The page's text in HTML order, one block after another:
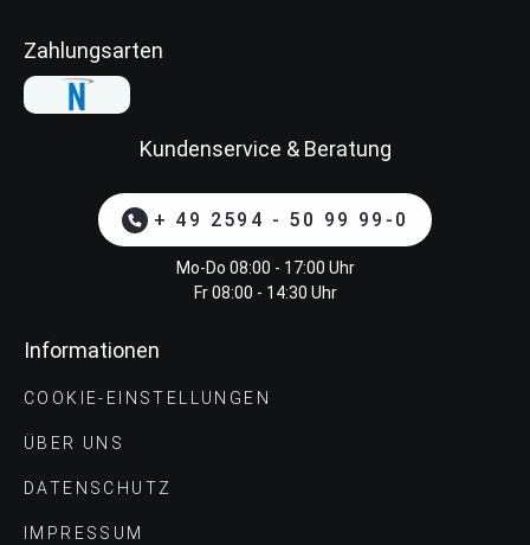
Zahlungsarten
Kundenservice & Beratung
+ 49 2594 - 50 99 99-0
Mo-Do 08:00 - 17:00 Uhr
Fr 08:00 - 14:30 Uhr
Informationen
COOKIE-EINSTELLUNGEN
ÜBER UNS
DATENSCHUTZ
IMPRESSUM